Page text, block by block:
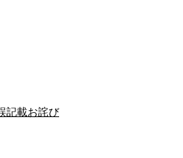
記載お詫び